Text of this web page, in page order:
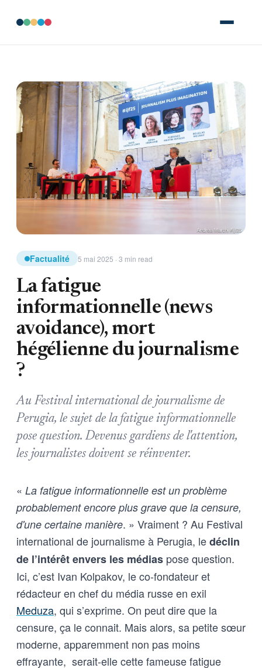
Factualité 5 mai 2025 · 3 min read
La fatigue
informationnelle (news
avoidance), mort
hégélienne du journalisme
?
Au Festival international de journalisme de
Perugia, le sujet de la fatigue informationnelle
pose question. Devenus gardiens de l'attention,
les journalistes doivent se réinventer.
« La fatigue informationnelle est un problème
probablement encore plus grave que la censure,
d'une certaine manière. » Vraiment ? Au Festival
international de journalisme à Perugia, ledéclin
de l’intérêt envers les médias pose question.
Ici, c’est Ivan Kolpakov, le co-fondateur et
rédacteur en chef du média russe en exil
Meduza, qui s’exprime. On peut dire que la
censure, ça le connait. Mais alors, sa petite sœur
moderne, apparemment non pas moins
effrayante, serait-elle cette fameuse fatigue